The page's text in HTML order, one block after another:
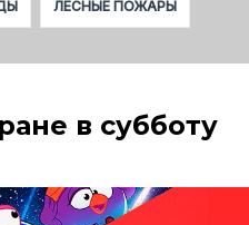
ЛЕСНЫЕ ПОЖАРЫ
в субботу